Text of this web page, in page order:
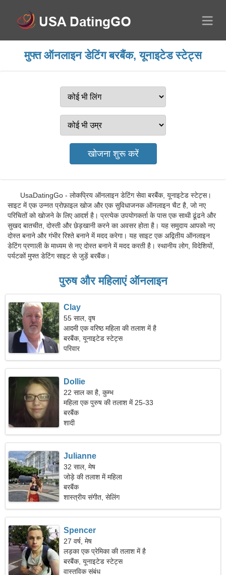
मुफ्त ऑनलाइन डेटिंग बरबैंक, यूनाइटेड स्टेट्स
UsaDatingGo - लोकप्रिय ऑनलाइन डेटिंग सेवा बरबैंक, यूनाइटेड स्टेट्स।
साइट में एक उन्नत प्रोफ़ाइल खोज और एक सुविधाजनक ऑनलाइन चैट है, जो नए
परिचितों को खोजने के लिए आदर्श है। प्रत्येक उपयोगकर्ता के पास एक साथी ढूंढने और
सुखद बातचीत, दोस्ती और छेड़खानी करने का अवसर होता है। यह समुदाय आपको नए
दोस्त बनाने और गंभीर रिश्ते बनाने में मदद करेगा। यह साइट एक अद्वितीय ऑनलाइन
डेटिंग प्रणाली के माध्यम से नए दोस्त बनाने में मदद करती है। स्थानीय लोग, विदेशियों,
पर्यटकों मुफ्त डेटिंग साइट से जुड़ें बरबैंक।
पुरुष और महिलाएं ऑनलाइन
Clay
55 साल, वृष
आदमी एक वरिष्ठ महिला की तलाश में है
बरबैंक, यूनाइटेड स्टेट्स
परिवार
Dollie
22 साल का है, कुम्भ
महिला एक पुरुष की तलाश में 25-33
बरबैंक
शादी
Julianne
32 साल, मेष
जोड़े की तलाश में महिला
बरबैंक
शास्त्रीय संगीत, सेलिंग
Spencer
27 वर्ष, मेष
लड़का एक प्रेमिका की तलाश में है
बरबैंक, यूनाइटेड स्टेट्स
वास्तविक संबंध